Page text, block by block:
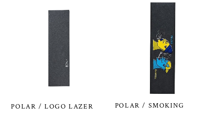
POLAR / LOGO LAZER
POLAR / SMOKING